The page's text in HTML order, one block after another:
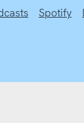
Spotify